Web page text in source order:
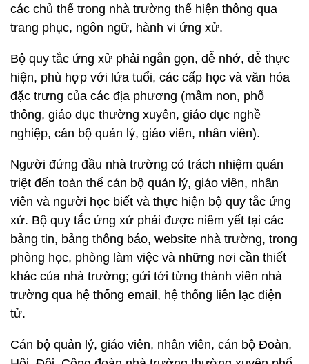
các chủ thể trong nhà trường thể hiện thông qua
trang phục, ngôn ngữ, hành vi ứng xử.
Bộ quy tắc ứng xử phải ngắn gọn, dễ nhớ, dễ thực
hiện, phù hợp với lứa tuổi, các cấp học và văn hóa
đặc trưng của các địa phương (mầm non, phổ
thông, giáo dục thường xuyên, giáo dục nghề
nghiệp, cán bộ quản lý, giáo viên, nhân viên).
Người đứng đầu nhà trường có trách nhiệm quán
triệt đến toàn thể cán bộ quản lý, giáo viên, nhân
viên và người học biết và thực hiện bộ quy tắc ứng
xử. Bộ quy tắc ứng xử phải được niêm yết tại các
bảng tin, bảng thông báo, website nhà trường, trong
phòng học, phòng làm việc và những nơi cần thiết
khác của nhà trường; gửi tới từng thành viên nhà
trường qua hệ thống email, hệ thống liên lạc điện
tử.
Cán bộ quản lý, giáo viên, nhân viên, cán bộ Đoàn,